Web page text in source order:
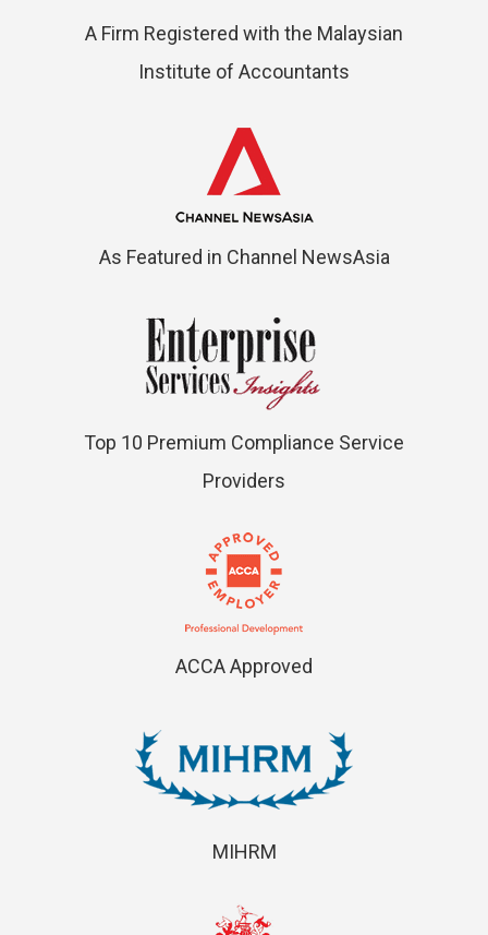
A Firm Registered with the Malaysian
Institute of Accountants
As Featured in Channel NewsAsia
Top 10 Premium Compliance Service
Providers
ACCA Approved
MIHRM